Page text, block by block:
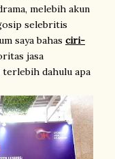
melebih akun
selebritis
saya bahas ciri-
jasa
terlebih dahulu apa